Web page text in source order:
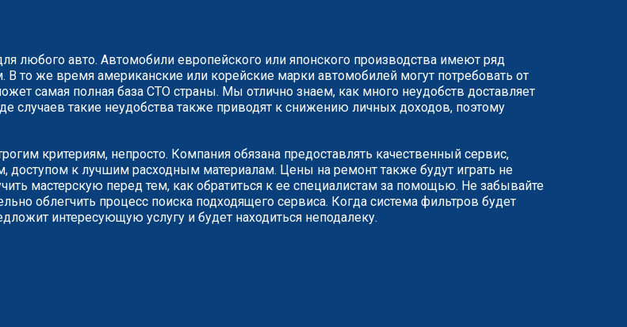
любого авто. Автомобили европейского или японского производства имеют ряд
то же время американские или корейские марки автомобилей могут потребовать от
самая полная база СТО страны. Мы отлично знаем, как много неудобств доставляет
случаев такие неудобства также приводят к снижению личных доходов, поэтому
критериям, непросто. Компания обязана предоставлять качественный сервис,
доступом к лучшим расходным материалам. Цены на ремонт также будут играть не
мастерскую перед тем, как обратиться к ее специалистам за помощью. Не забывайте
облегчить процесс поиска подходящего сервиса. Когда система фильтров будет
интересующую услугу и будет находиться неподалеку.